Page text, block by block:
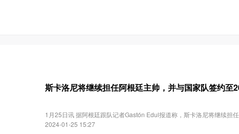
斯卡洛尼将继续担任阿根廷主帅，并与国家队签约至
1月25日讯 据阿根廷跟队记者Gastón Edul报道称，斯卡洛尼将继续担任
2024-01-25 15:27